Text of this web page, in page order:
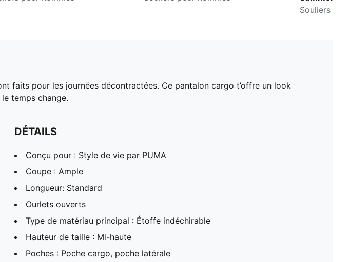
Souliers
faits pour les journées décontractées. Ce pantalon cargo t’offre un look
temps change.
DÉTAILS
Conçu pour : Style de vie par PUMA
Coupe : Ample
Longueur: Standard
Ourlets ouverts
Type de matériau principal : Étoffe indéchirable
Hauteur de taille : Mi-haute
Poches : Poche cargo, poche latérale